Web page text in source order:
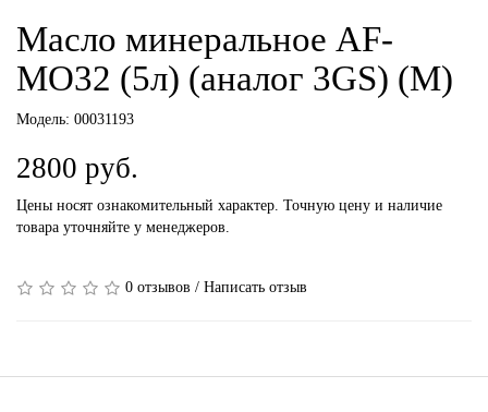
Масло минеральное AF-
MO32 (5л) (аналог 3GS) (М)
Модель: 00031193
2800 руб.
Цены носят ознакомительный характер. Точную цену и наличие
товара уточняйте у менеджеров.
0 отзывов / Написать отзыв